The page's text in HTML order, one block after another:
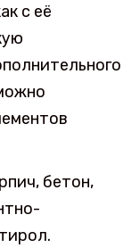
с её
бетон,